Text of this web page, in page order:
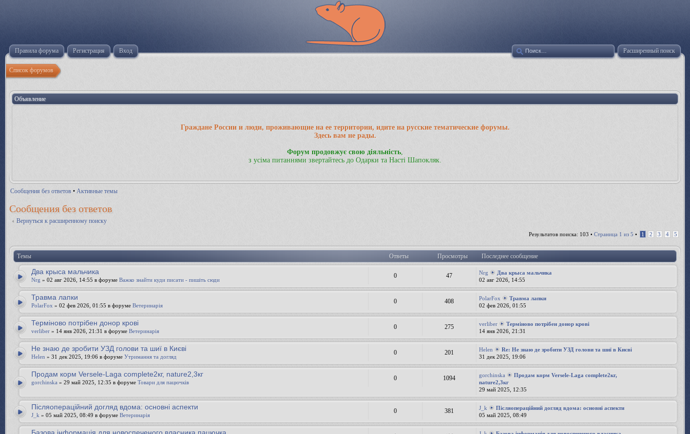
Расширенный поиск
Правила форума Регистрация Вход
Список форумов
Объявление
Граждане России и люди, проживающие на ее территории, идите на русские тематические форумы.
Здесь вам не рады.
Форум продовжує свою діяльність
з усіма питаннями звертайтесь до Одарки та Насті Шапокляк.
Сообщения без ответов • Активные темы
Сообщения без ответов
Вернуться к расширенному поиску
Результатов поиска: 103 • Страница 1 из 5 • 1 2 3 4 5
Темы Ответы Просмотры Последнее сообщение
Два крыса мальчика
Nrg » 02 авг 2026, 14:55 в форуме Важко знайти куди писати - пишіть сюди
0 47 Nrg
Два крыса мальчика
02 авг 2026, 14:55
Травма лапки
PolarFox » 02 фев 2026, 01:55 в форуме Ветеринарія
0 408 PolarFox
Травма лапки
02 фев 2026, 01:55
Терміново потрібен донор крові
verliber » 14 янв 2026, 21:31 в форуме Ветеринарія
0 275 verliber
Терміново потрібен донор крові
14 янв 2026, 21:31
Не знаю де зробити УЗД голови та шиї в Києві
Helen » 31 дек 2025, 19:06 в форуме Утримання та догляд
0 201 Helen
Re: Не знаю де зробити УЗД голови та шиї в Києві
31 дек 2025, 19:06
Продам корм Versele-Laga complete2кг, nature2,3кг
gorchinska » 29 май 2025, 12:35 в форуме Товари для пацючків
0 1094 gorchinska
Продам корм Versele-Laga complete2кг,
nature2,3кг
29 май 2025, 12:35
Післяопераційний догляд вдома: основні аспекти
J_k » 05 май 2025, 08:49 в форуме Ветеринарія
0 381 J_k
Післяопераційний догляд вдома: основні аспекти
05 май 2025, 08:49